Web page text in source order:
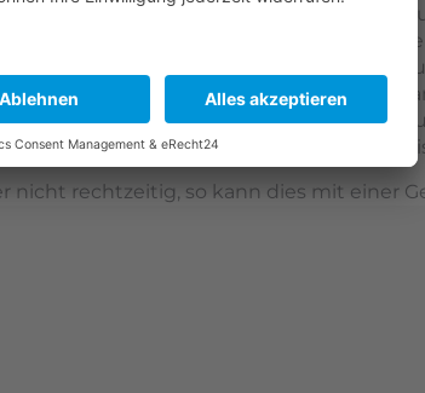
Maßnahmen zur
ist auch für die örtliche
der örtlich festgelegten
des Bienenvolkes für den Halter
verbringen will, darf dies auch ohne
tatsächlicher Inhaber des Bienenvolkes
rechtzeitig, so kann dies mit einer